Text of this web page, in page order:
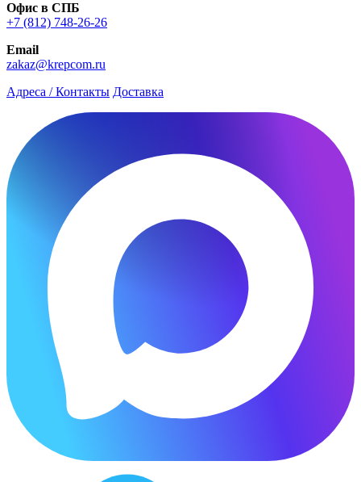
Офис в СПБ
+7 (812) 748‑26-26
Email
zakaz@krepcom.ru
Адреса / Контакты Доставка